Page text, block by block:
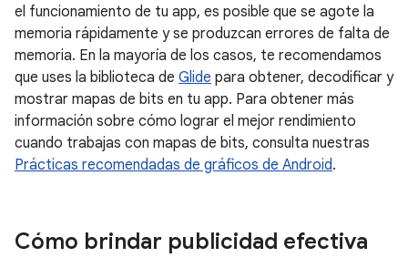
el funcionamiento de tu app, es posible que se agote la
memoria rápidamente y se produzcan errores de falta de
memoria. En la mayoría de los casos, te recomendamos
que uses la biblioteca de Glide para obtener, decodificar y
mostrar mapas de bits en tu app. Para obtener más
información sobre cómo lograr el mejor rendimiento
cuando trabajas con mapas de bits, consulta nuestras
Prácticas recomendadas de gráficos de Android.
Cómo brindar publicidad efectiva